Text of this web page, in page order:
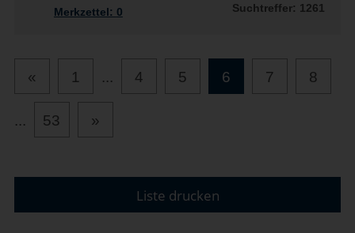
Merkzettel: 0 Suchtreffer: 1261
« 1 ... 4 5 6 7 8
... 53 »
Liste drucken